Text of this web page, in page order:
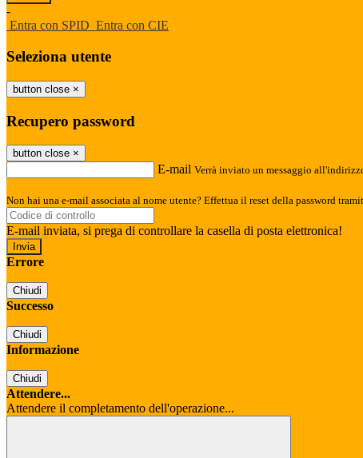
-
Entra con SPID Entra con CIE
Seleziona utente
button close ×
Recupero password
button close ×
E-mail Verrà inviato un messaggio
Non hai una e-mail associata al nome utente? Effettua il reset della password
E-mail inviata, si prega di controllare la casella di posta elettronica!
Errore
Chiudi
Successo
Chiudi
Informazione
Chiudi
Attendere...
Attendere il completamento dell'operazione...